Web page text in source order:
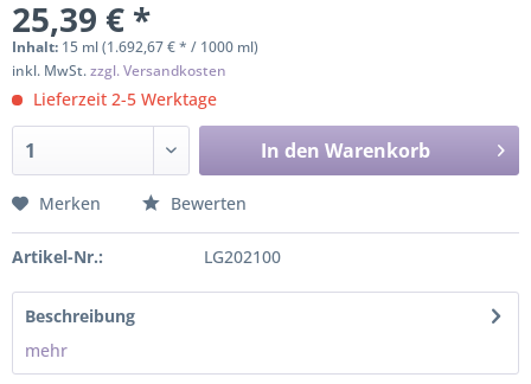
25,39 € *
Inhalt: 15 ml (1.692,67 € * / 1000 ml)
inkl. MwSt.zzgl. Versandkosten
Lieferzeit 2-5 Werktage
In den Warenkorb
Merken Bewerten
Artikel-Nr.: LG202100
Beschreibung
mehr